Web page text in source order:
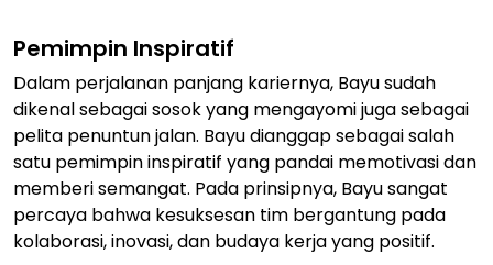
Pemimpin Inspiratif
Dalam perjalanan panjang kariernya, Bayu sudah
dikenal sebagai sosok yang mengayomi juga sebagai
pelita penuntun jalan. Bayu dianggap sebagai salah
satu pemimpin inspiratif yang pandai memotivasi dan
memberi semangat. Pada prinsipnya, Bayu sangat
percaya bahwa kesuksesan tim bergantung pada
kolaborasi, inovasi, dan budaya kerja yang positif.